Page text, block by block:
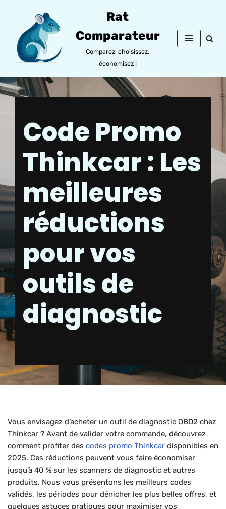
contenu
Rat
Comparateur
Comparez, choisissez,
économisez !
Code Promo
Thinkcar : Les
meilleures
réductions
pour vos
outils de
diagnostic
Vous envisagez d’acheter un outil de diagnostic OBD2 chez
Thinkcar ? Avant de valider votre commande, découvrez
comment profiter des codes promo Thinkcar disponibles en
2025. Ces réductions peuvent vous faire économiser
jusqu’à 40 % sur les scanners de diagnostic et autres
produits. Nous vous présentons les meilleurs codes
validés, les périodes pour dénicher les plus belles offres, et
quelques astuces pratiques pour maximiser vos